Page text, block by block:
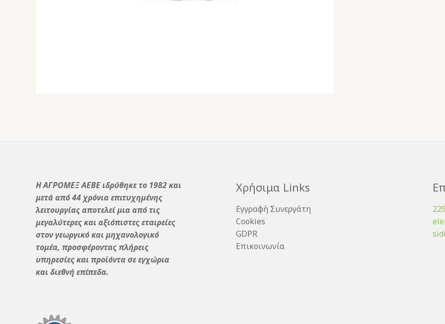
Η ΑΓΡΟΜΕΞ ΑΕΒΕ ιδρύθηκε το 1982 και
μετά από 44 χρόνια επιτυχημένης
λειτουργίας αποτελεί μια από τις
μεγαλύτερες και αξιόπιστες εταιρείες
στον γεωργικό και μηχανολογικό
τομέα, προσφέροντας πλήρεις
υπηρεσίες και προϊόντα σε εγχώρια
και διεθνή επίπεδα.
Χρήσιμα Links
Εγγραφή Συνεργάτη
Cookies
GDPR
Επικοινωνία